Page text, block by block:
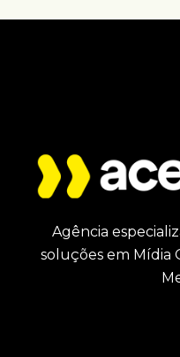
Agência
soluções em Mídia